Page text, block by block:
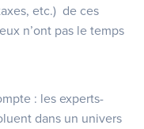
etc.) de ces
n’ont pas le temps
: les experts-
dans un univers